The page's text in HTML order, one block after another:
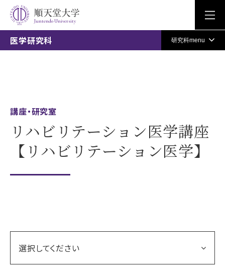
Juntendo University
医学研究科 研究科menu
講座・研究室
リハビリテーション医学講座
【リハビリテーション医学】
選択してください